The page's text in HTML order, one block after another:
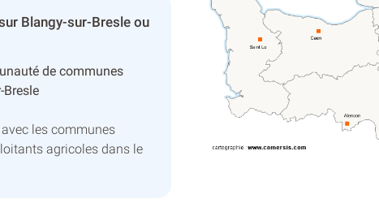
Blangy-sur-Bresle ou
de communes
Bresle
les communes
agricoles dans le